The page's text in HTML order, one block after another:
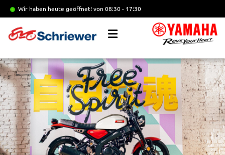
Wir haben heute geöffnet!von 08:30 - 17:30